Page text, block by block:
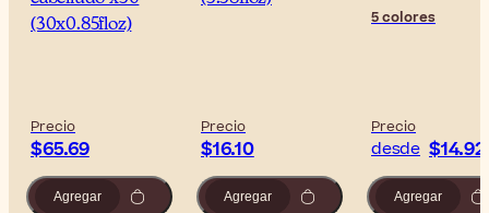
(30x0.85floz)
Precio
$65.69
Agregar
Precio
$16.10
Agregar
5 colores
Precio
desde $14.92
Agregar